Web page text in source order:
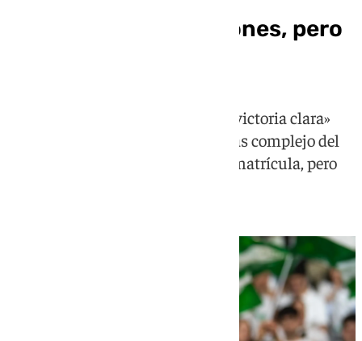
El PP gana las elecciones, pero
Juanma Moreno reivindica una «victoria clara»
aunque reconoce un escenario más complejo del
previsto: «No hemos conseguido matrícula, pero